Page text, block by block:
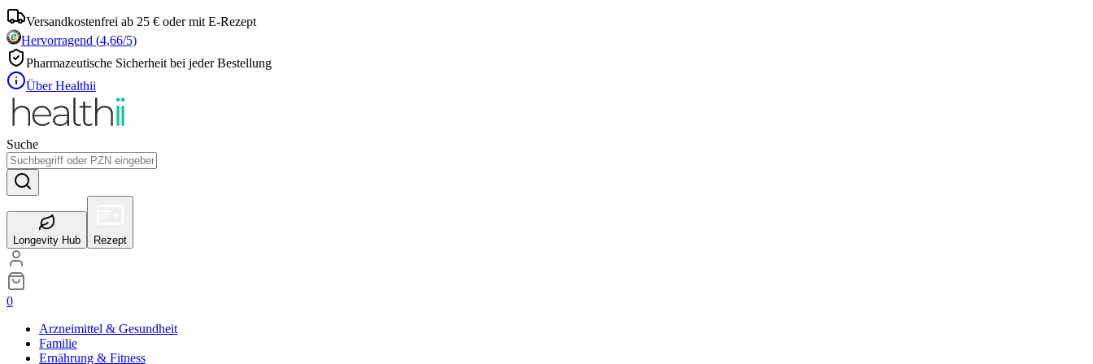
Versandkostenfrei ab 25 € oder mit E-Rezept
Hervorragend (4,66/5)
Pharmazeutische Sicherheit bei jeder Bestellung
Über Healthii
Suche
Longevity Hub Rezept
0
Arzneimittel & Gesundheit
Familie
Ernährung & Fitness